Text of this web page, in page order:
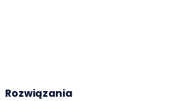
Rozwiązania